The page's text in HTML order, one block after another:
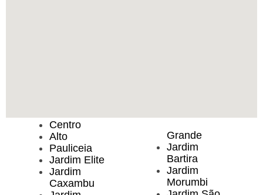
Centro
Alto
Pauliceia
Jardim Elite
Jardim
Caxambu
Grande
Jardim
Bartira
Jardim
Morumbi